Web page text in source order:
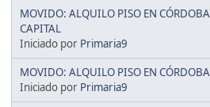
MOVIDO: ALQUILO PISO EN CÓRDOBA
CAPITAL
Iniciado por Primaria9
MOVIDO: ALQUILO PISO EN CÓRDOBA
Iniciado por Primaria9